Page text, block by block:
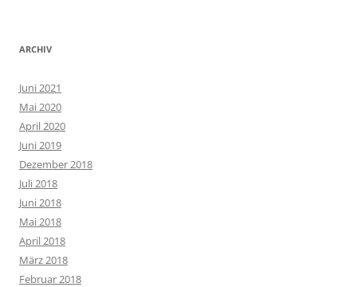
ARCHIV
Juni 2021
Mai 2020
April 2020
Juni 2019
Dezember 2018
Juli 2018
Juni 2018
Mai 2018
April 2018
März 2018
Februar 2018